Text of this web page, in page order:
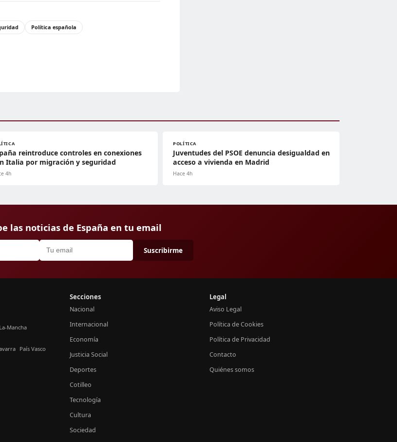
Política española
reintroduce controles en conexiones
Italia por migración y seguridad
4h
POLÍTICA
Juventudes del PSOE denuncia desigualdad en
acceso a vivienda en Madrid
Hace 4h
las noticias de España en tu email
Suscribirme
Mancha
País Vasco
Secciones
Nacional
Internacional
Economía
Justicia Social
Deportes
Cotilleo
Tecnología
Cultura
Sociedad
Legal
Aviso Legal
Política de Cookies
Política de Privacidad
Contacto
Quiénes somos